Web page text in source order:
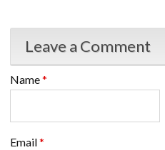
Leave a Comment
Name*
Email*